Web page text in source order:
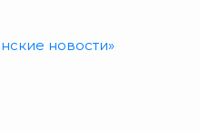
новости»